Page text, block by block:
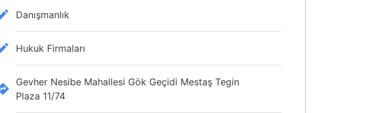
Danışmanlık
Hukuk Firmaları
Gevher Nesibe Mahallesi Gök Geçidi Mestaş Tegin
Plaza 11/74